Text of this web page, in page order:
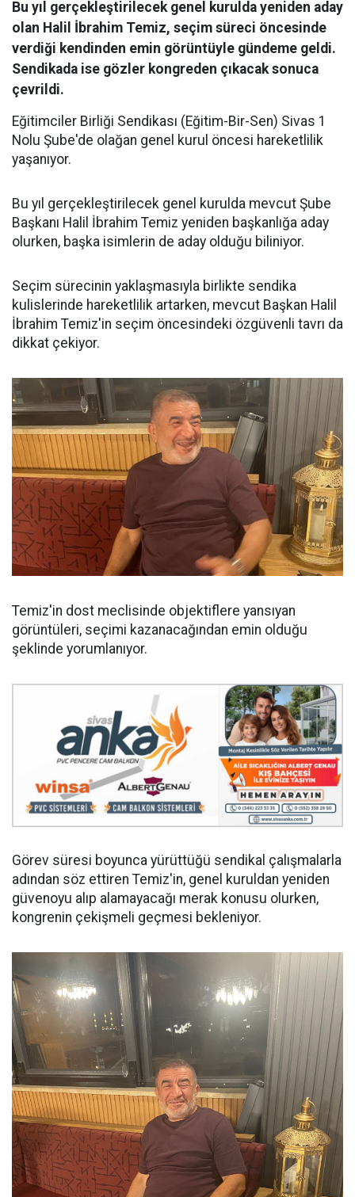
Bu yıl gerçekleştirilecek genel kurulda yeniden aday
olan Halil İbrahim Temiz, seçim süreci öncesinde
verdiği kendinden emin görüntüyle gündeme geldi.
Sendikada ise gözler kongreden çıkacak sonuca
çevrildi.
Eğitimciler Birliği Sendikası (Eğitim-Bir-Sen) Sivas 1
Nolu Şube'de olağan genel kurul öncesi hareketlilik
yaşanıyor.
Bu yıl gerçekleştirilecek genel kurulda mevcut Şube
Başkanı Halil İbrahim Temiz yeniden başkanlığa aday
olurken, başka isimlerin de aday olduğu biliniyor.
Seçim sürecinin yaklaşmasıyla birlikte sendika
kulislerinde hareketlilik artarken, mevcut Başkan Halil
İbrahim Temiz'in seçim öncesindeki özgüvenli tavrı da
dikkat çekiyor.
Temiz'in dost meclisinde objektiflere yansıyan
görüntüleri, seçimi kazanacağından emin olduğu
şeklinde yorumlanıyor.
Görev süresi boyunca yürüttüğü sendikal çalışmalarla
adından söz ettiren Temiz'in, genel kuruldan yeniden
güvenoyu alıp alamayacağı merak konusu olurken,
kongrenin çekişmeli geçmesi bekleniyor.